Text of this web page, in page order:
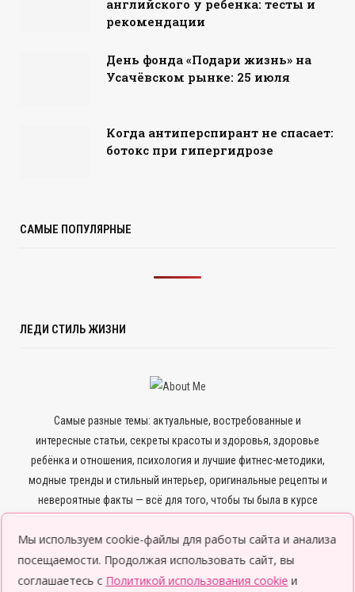
английского у ребенка: тесты и
рекомендации
День фонда «Подари жизнь» на
Усачёвском рынке: 25 июля
Когда антиперспирант не спасает:
ботокс при гипергидрозе
САМЫЕ ПОПУЛЯРНЫЕ
ЛЕДИ СТИЛЬ ЖИЗНИ
Самые разные темы: актуальные, востребованные и
интересные статьи, секреты красоты и здоровья, здоровье
ребёнка и отношения, психология и лучшие фитнес-методики,
модные тренды и стильный интерьер, оригинальные рецепты и
невероятные факты — всё для того, чтобы ты была в курсе
Мы используем cookie-файлы для работы сайта и анализа
посещаемости. Продолжая использовать сайт, вы
соглашаетесь с Политикой использования cookie и